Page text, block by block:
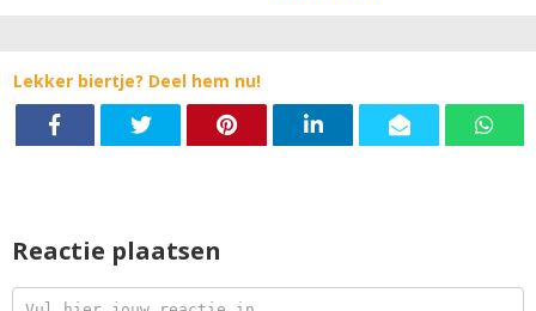
Lekker biertje? Deel hem nu!
Reactie plaatsen